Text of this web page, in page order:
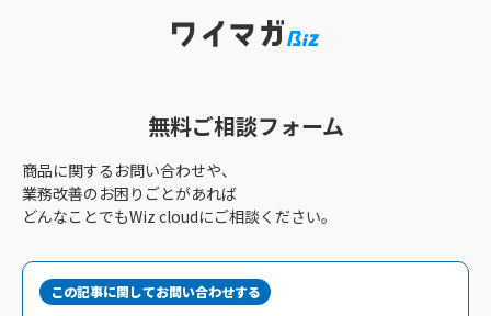
無料ご相談フォーム
商品に関するお問い合わせや、
業務改善のお困りごとがあれば
どんなことでもWiz cloudにご相談ください。
この記事に関してお問い合わせする